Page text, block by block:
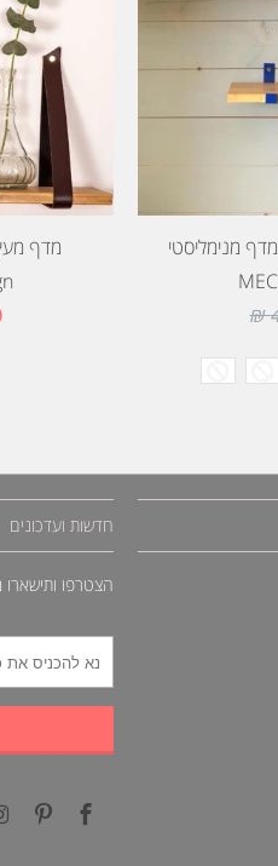
מדף
מנימליסטי
חדשות ועדכונים
הצטרפו ותישארו